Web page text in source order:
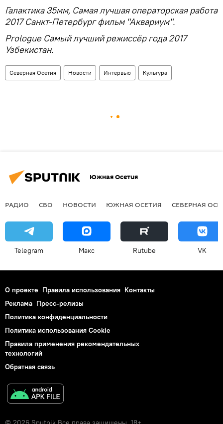
Галактика 35мм, Самая лучшая операторская работа
2017 Санкт-Петербург фильм "Аквариум".
Prologue Самый лучший режиссёр года 2017
Узбекистан.
Северная Осетия Новости Интервью Культура
Южная Осетия
РАДИО СВО НОВОСТИ ЮЖНАЯ ОСЕТИЯ СЕВЕРНАЯ
Telegram Макс Rutube VK
О проекте Правила использования Контакты
Реклама Пресс-релизы
Политика конфиденциальности
Политика использования Cookie
Правила применения рекомендательных
технологий
Обратная связь